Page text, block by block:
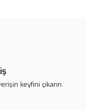
keyfini çıkarın.